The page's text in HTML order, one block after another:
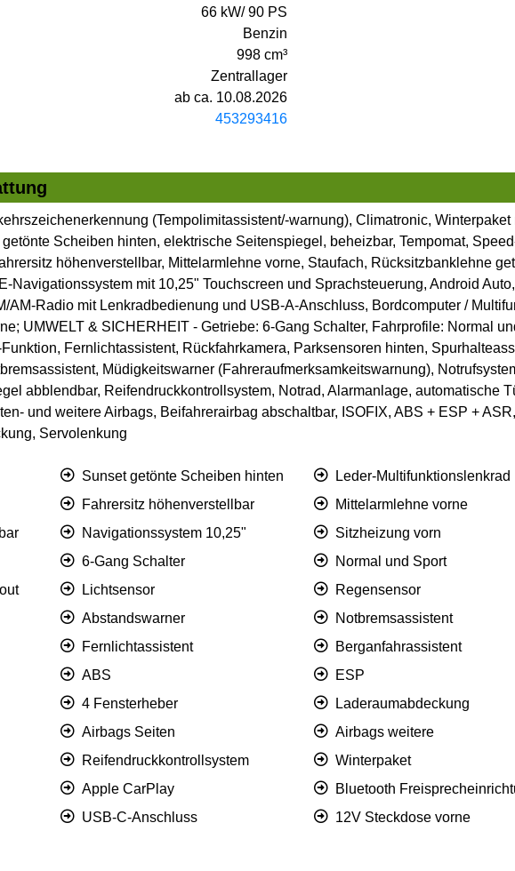
66 kW/ 90 PS
Benzin
998 cm³
Zentrallager
ab ca. 10.08.2026
453293416
(Tempolimitassistent/-warnung), Climatronic,
Scheiben hinten, elektrische Seitenspiegel, beheizbar, Tempomat,
höhenverstellbar, Mittelarmlehne vorne, Staufach, Rücksitzbanklehne
Navigationssystem mit 10,25" Touchscreen und Sprachsteuerung, Android
AM-Radio mit Lenkradbedienung und USB-A-Anschluss, Bordcomputer /
UMWELT & SICHERHEIT - Getriebe: 6-Gang Schalter, Fahrprofile: Normal
Fernlichtassistent, Rückfahrkamera, Parksensoren hinten,
Müdigkeitswarner (Fahreraufmerksamkeitswarnung),
abblendbar, Reifendruckkontrollsystem, Notrad, Alarmanlage, automatische
und weitere Airbags, Beifahrerairbag abschaltbar, ISOFIX, ABS + ESP +
Servolenkung
Sunset getönte Scheiben hinten Leder-Multifunktionslenkrad
Fahrersitz höhenverstellbar Mittelarmlehne vorne
Navigationssystem 10,25" Sitzheizung vorn
6-Gang Schalter Normal und Sport
Lichtsensor Regensensor
Abstandswarner Notbremsassistent
Fernlichtassistent Berganfahrassistent
ABS ESP
4 Fensterheber Laderaumabdeckung
Airbags Seiten Airbags weitere
Reifendruckkontrollsystem Winterpaket
Apple CarPlay Bluetooth
USB-C-Anschluss 12V Steckdose vorne